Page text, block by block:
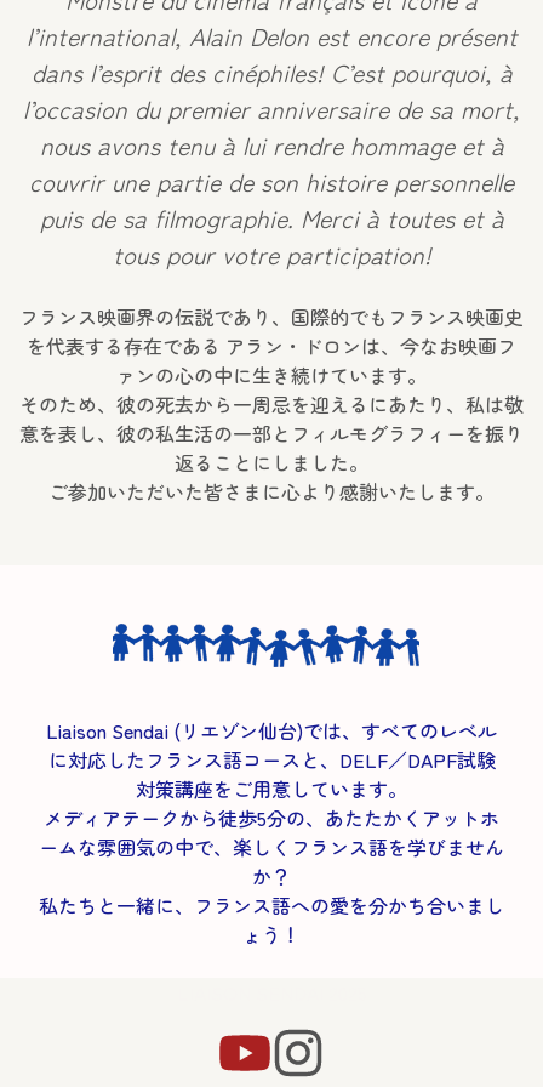
l’international, Alain Delon est encore présent
dans l’esprit des cinéphiles! C’est pourquoi, à
l’occasion du premier anniversaire de sa mort,
nous avons tenu à lui rendre hommage et à
couvrir une partie de son histoire personnelle
puis de sa filmographie. Merci à toutes et à
tous pour votre participation!
フランス映画界の伝説であり、国際的でもフランス映画史
を代表する存在である アラン・ドロンは、今なお映画フ
ァンの心の中に生き続けています。
そのため、彼の死去から一周忌を迎えるにあたり、私は敬
意を表し、彼の私生活の一部とフィルモグラフィーを振り
返ることにしました。
ご参加いただいた皆さまに心より感謝いたします。
Liaison Sendai (リエゾン仙台)では、すべてのレベル
に対応したフランス語コースと、DELF／DAPF試験
対策講座をご用意しています。
メディアテークから徒歩5分の、あたたかくアットホ
ームな雰囲気の中で、楽しくフランス語を学びません
か？
私たちと一緒に、フランス語への愛を分かち合いまし
ょう！